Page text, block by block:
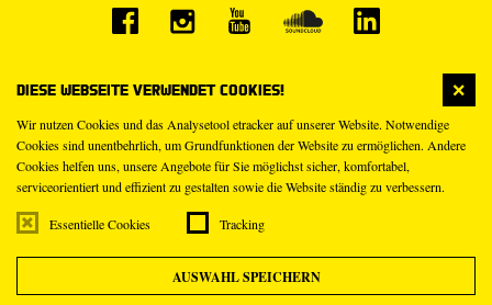
Diese Webseite verwendet Cookies!
Wir nutzen Cookies und das Analysetool etracker auf unserer Website. Notwendige
Cookies sind unentbehrlich, um Grundfunktionen der Website zu ermöglichen. Andere
Cookies helfen uns, unsere Angebote für Sie möglichst sicher, komfortabel,
serviceorientiert und effizient zu gestalten sowie die Website ständig zu verbessern.
Essentielle Cookies Tracking
AUSWAHL SPEICHERN